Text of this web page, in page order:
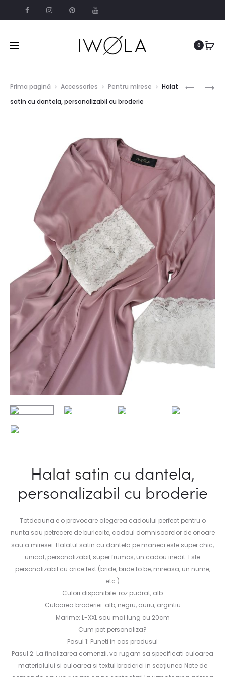
0
HALAT
INFINITY
Prima pagină Accessories Pentru mirese
Halat
satin cu dantela, personalizabil cu broderie
Halat satin cu dantela,
personalizabil cu broderie
Totdeauna e o provocare alegerea cadoului perfect pentru o
nunta sau petrecere de burlecite, cadoul domnisoarelor de onoare
sau a miresei. Halatul satin cu dantela pe maneci este super chic,
unicat, personalizabil, super frumos, un cadou inedit. Este
personalizabil cu orice text (bride, bride to be, mireasa, un nume,
etc.)
Culori disponibile: roz pudrat, alb
Culoarea broderiei: alb, negru, auriu, argintiu
Marime: L-XXL sau mai lung cu 20cm
Cum pot personaliza?
Pasul 1: Puneti in cos produsul
Pasul 2: La finalizarea comenzii, va rugam sa specificati culoarea
materialului si culoarea si textul broderiei in secțiunea Note de